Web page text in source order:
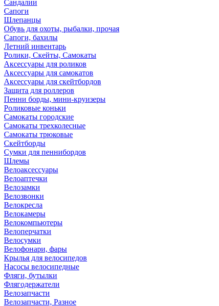
Сандалии
Сапоги
Шлепанцы
Обувь для охоты, рыбалки, прочая
Сапоги, бахилы
Летний инвентарь
Ролики, Скейты, Самокаты
Аксессуары для роликов
Аксессуары для самокатов
Аксессуары для скейтбордов
Защита для роллеров
Пенни борды, мини-круизеры
Роликовые коньки
Самокаты городские
Самокаты трехколесные
Самокаты трюковые
Скейтборды
Сумки для пеннибордов
Шлемы
Велоаксессуары
Велоаптечки
Велозамки
Велозвонки
Велокресла
Велокамеры
Велокомпьютеры
Велоперчатки
Велосумки
Велофонари, фары
Крылья для велосипедов
Насосы велосипедные
Фляги, бутылки
Флягодержатели
Велозапчасти
Велозапчасти, Разное